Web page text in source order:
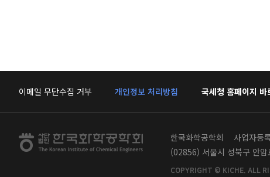
이메일 무단수집 거부 개인정보 처리방침 국세청 홈페이지 바
한국화학공학회 사업자등
(02856) 서울시 성북구 안
COPYRIGHT © KICHE. ALL